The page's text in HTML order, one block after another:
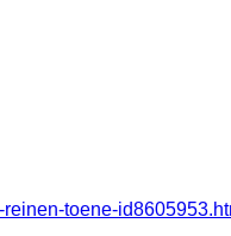
toene-